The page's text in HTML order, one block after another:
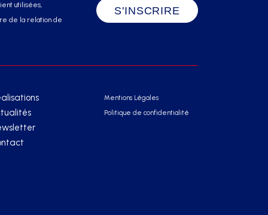
utilisées,
de la relation de
Mentions Légales
Politique de confidentialité